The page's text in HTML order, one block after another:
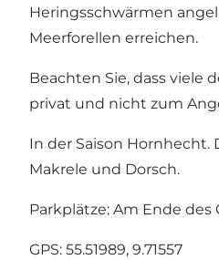
Heringsschwärmen
Meerforellen erreichen.
Beachten Sie, dass viele
privat und nicht zum
In der Saison Hornhecht.
Makrele und Dorsch.
Parkplätze: Am Ende des
GPS: 55.51989, 9.71557